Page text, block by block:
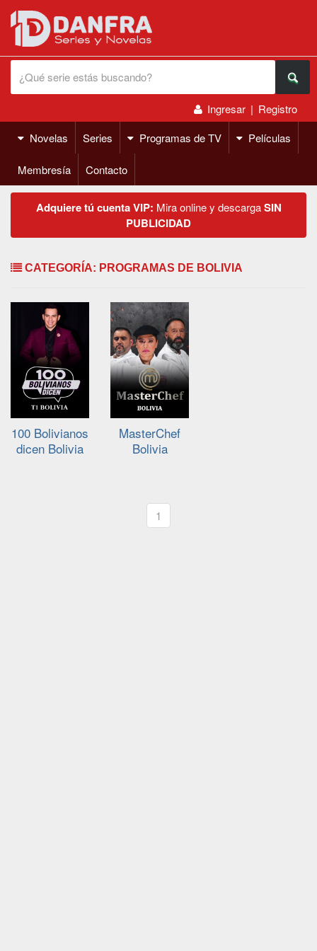
Ingresar | Registro
Novelas
Series Programas de TV Películas
Membresía Contacto
Adquiere tú cuenta VIP: Mira online y descargaSIN
PUBLICIDAD
CATEGORÍA: PROGRAMAS DE BOLIVIA
100 Bolivianos
dicen Bolivia
MasterChef
Bolivia
1